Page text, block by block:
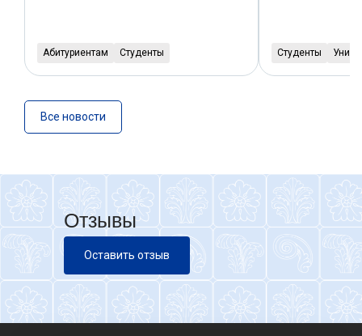
Абитуриентам Студенты Студенты
Все новости
Отзывы
Оставить отзыв